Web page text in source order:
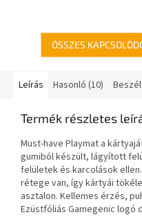
ÖSSZES
Leírás Hasonló (10)
Termék részletes
Must-have Playmat a
gumiból készült, lágyított
felületek és karcolások
rétege van, így kártyái
asztalon. Kellemes érzés,
Ezüstfóliás Gamegenic logó